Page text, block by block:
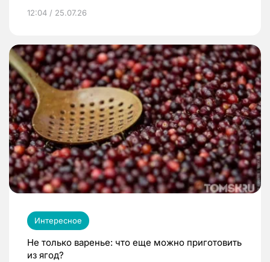
12:04 / 25.07.26
Интересное
Не только варенье: что еще можно приготовить
из ягод?